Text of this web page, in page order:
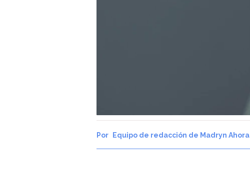
Equipo de redacción de Madryn Ahora